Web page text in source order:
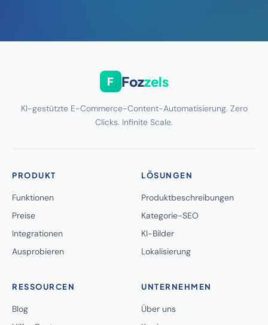
F Fozzels
KI-gestützte E-Commerce-Content-Automatisierung. Zero
Clicks. Infinite Scale.
PRODUKT
Funktionen
Preise
Integrationen
Ausprobieren
LÖSUNGEN
Produktbeschreibungen
Kategorie-SEO
KI-Bilder
Lokalisierung
RESSOURCEN
Blog
UNTERNEHMEN
Über uns